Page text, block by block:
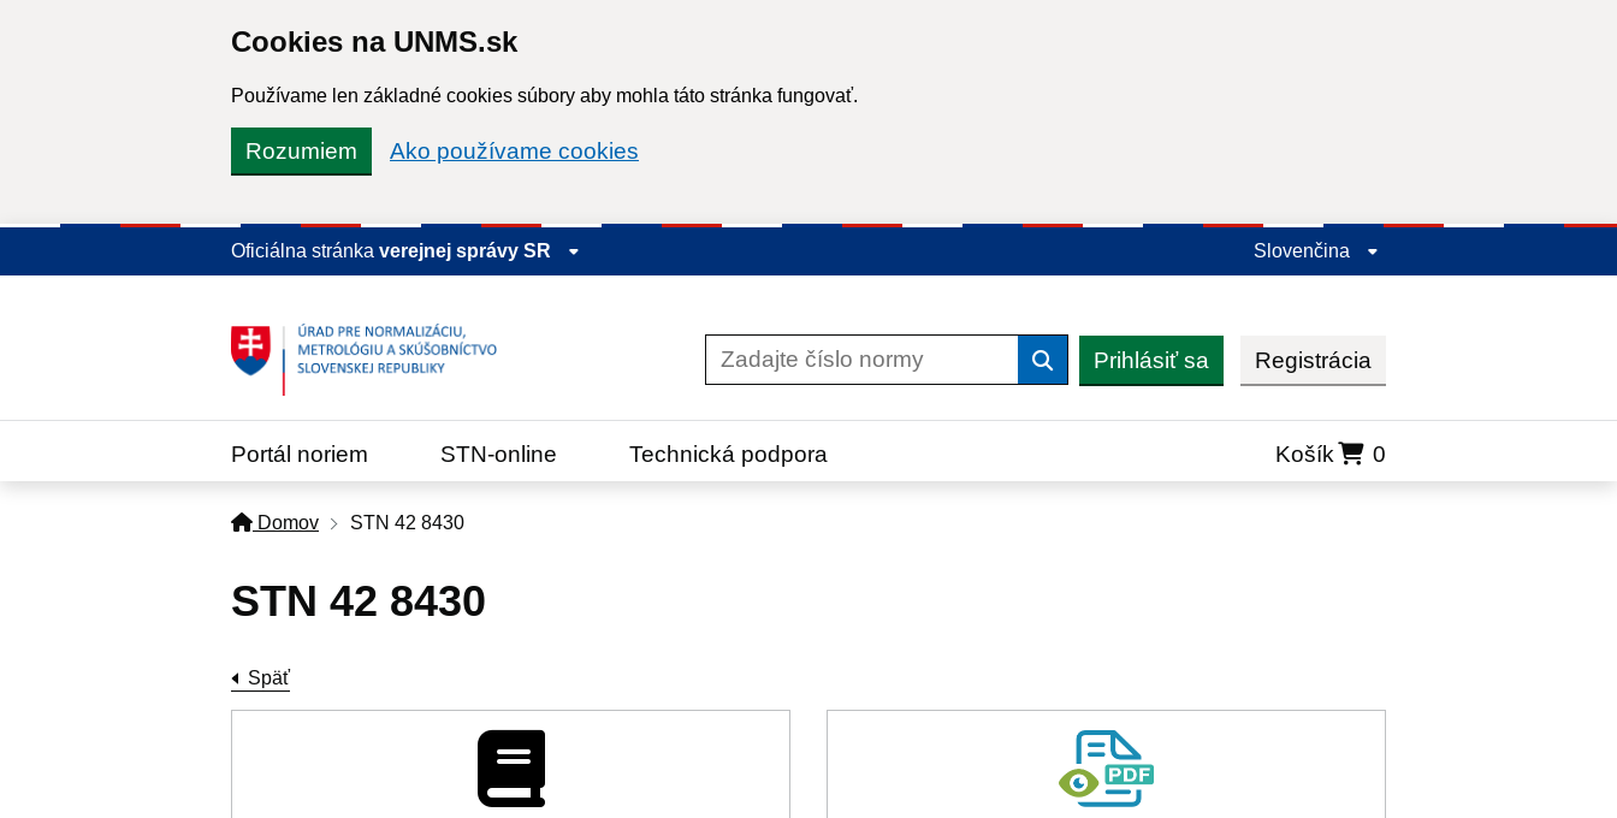
Cookies na UNMS.sk
Používame len základné cookies súbory aby mohla táto stránka fungovať.
Rozumiem Ako používame cookies
Oficiálna stránka verejnej správy SR Slovenčina
VyhľadaťPrihlásiť sa Registrácia
Portál noriem STN-online Technická podpora Košík 0
Domov STN 42 8430
STN 42 8430
Späť